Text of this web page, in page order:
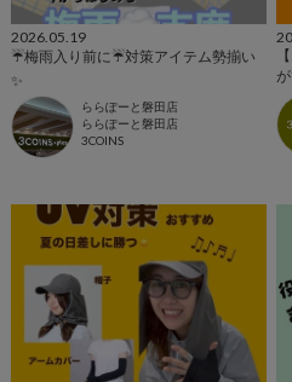
2026.05.19
☔️梅雨入り前に☔️対策アイテム勢揃い
✨
ららぽーと磐田店
ららぽーと磐田店
3COINS